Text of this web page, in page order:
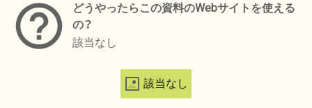
どうやったらこの資料のWebサイトを使える
の？
該当なし
該当なし